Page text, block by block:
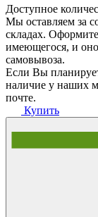
Доступное
Мы оставляем за
складах.
имеющегося, и оно
самовывоза.
Если Вы
наличие у наших
почте.
Купить